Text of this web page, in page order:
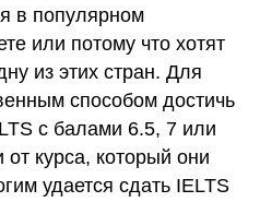
в популярном
или потому что хотят
из этих стран. Для
способом достичь
с балами 6.5, 7 или
курса, который они
удается сдать IELTS